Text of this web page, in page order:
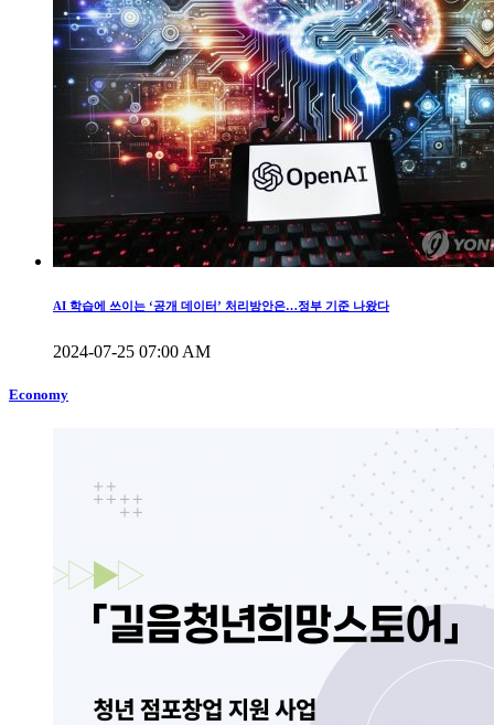
AI 학습에 쓰이는 ‘공개 데이터’ 처리방안은…정부 기준 나왔다
2024-07-25 07:00 AM
Economy